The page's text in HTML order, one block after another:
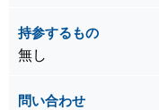
持参するもの
無し
問い合わせ